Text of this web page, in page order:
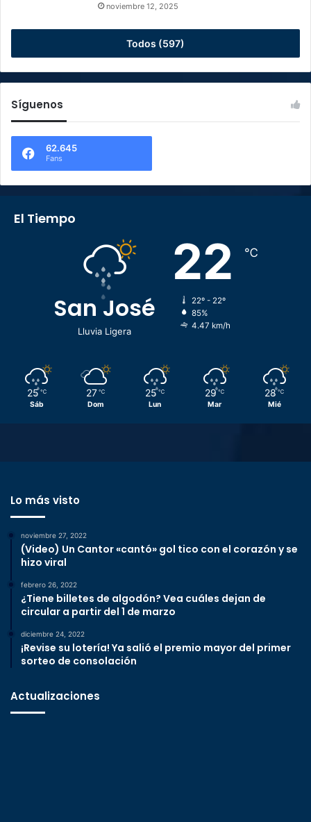
noviembre 12, 2025
Todos (597)
Síguenos
62.645
Fans
El Tiempo
San José
Lluvia Ligera
22 ℃
22º - 22º
85%
4.47 km/h
25 ℃
Sáb
27 ℃
Dom
25 ℃
Lun
29 ℃
Mar
28 ℃
Mié
Lo más visto
noviembre 27, 2022
(Video) Un Cantor «cantó» gol tico con el corazón y se
hizo viral
febrero 26, 2022
¿Tiene billetes de algodón? Vea cuáles dejan de
circular a partir del 1 de marzo
diciembre 24, 2022
¡Revise su lotería! Ya salió el premio mayor del primer
sorteo de consolación
Actualizaciones